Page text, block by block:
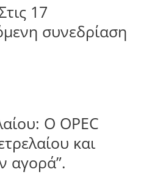
17
συνεδρίαση
Ο OPEC
και
αγορά”.